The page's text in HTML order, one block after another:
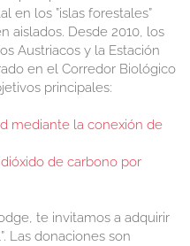
en los ”islas forestales”
aislados. Desde 2010, los
Austriacos y la Estación
en el Corredor Biológico
principales:
mediante la conexión de
de carbono por
te invitamos a adquirir
Las donaciones son